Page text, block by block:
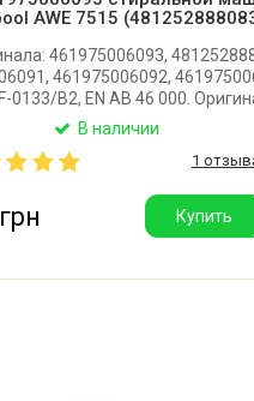
AWE 7515
461975006093,
461975006092,
0133/B2, EN AB 46 000.
машины Whirlpool,
298 мм. Производитель:
В наличии
1
Купить